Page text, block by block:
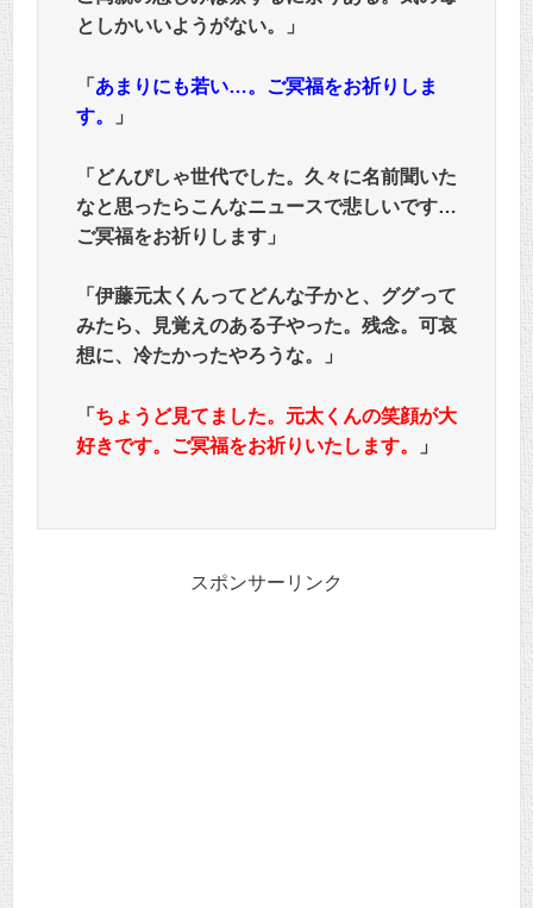
としかいいようがない。」
「 あまりにも若い…。ご冥福をお祈りしま
す。
」
「どんぴしゃ世代でした。久々に名前聞いた
なと思ったらこんなニュースで悲しいです…
ご冥福をお祈りします」
「伊藤元太くんってどんな子かと、ググって
みたら、見覚えのある子やった。残念。可哀
想に、冷たかったやろうな。」
「 ちょうど見てました。元太くんの笑顔が大
好きです。ご冥福をお祈りいたします。
」
スポンサーリンク